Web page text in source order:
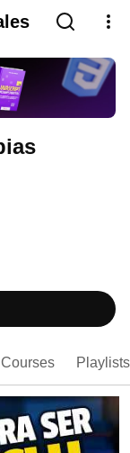
Courses Playlists